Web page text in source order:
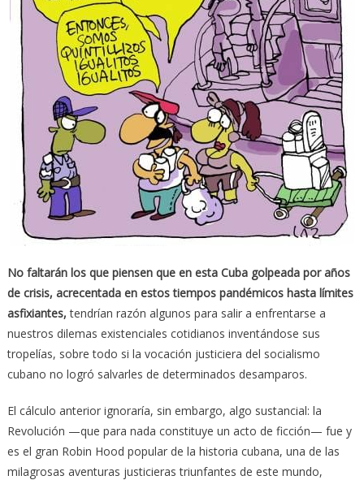
No faltarán los que piensen que en esta Cuba golpeada por años
de crisis, acrecentada en estos tiempos pandémicos hasta límites
asfixiantes, tendrían razón algunos para salir a enfrentarse a
nuestros dilemas existenciales cotidianos inventándose sus
tropelías, sobre todo si la vocación justiciera del socialismo
cubano no logró salvarles de determinados desamparos.
El cálculo anterior ignoraría, sin embargo, algo sustancial: la
Revolución —que para nada constituye un acto de ficción— fue y
es el gran Robin Hood popular de la historia cubana, una de las
milagrosas aventuras justicieras triunfantes de este mundo,